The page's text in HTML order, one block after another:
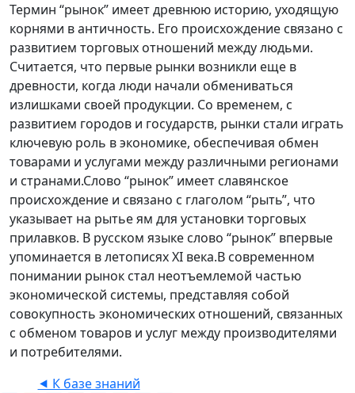
Термин “рынок” имеет древнюю историю, уходящую
корнями в античность. Его происхождение связано с
развитием торговых отношений между людьми.
Считается, что первые рынки возникли еще в
древности, когда люди начали обмениваться
излишками своей продукции. Со временем, с
развитием городов и государств, рынки стали играть
ключевую роль в экономике, обеспечивая обмен
товарами и услугами между различными регионами
и странами.Слово “рынок” имеет славянское
происхождение и связано с глаголом “рыть”, что
указывает на рытье ям для установки торговых
прилавков. В русском языке слово “рынок” впервые
упоминается в летописях XI века.В современном
понимании рынок стал неотъемлемой частью
экономической системы, представляя собой
совокупность экономических отношений, связанных
с обменом товаров и услуг между производителями
и потребителями.
⯇ К базе знаний